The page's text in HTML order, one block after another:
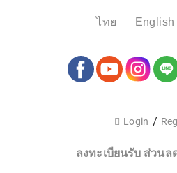
ไทย English
ลงทะเบียนรับ ส่วนล
Login /